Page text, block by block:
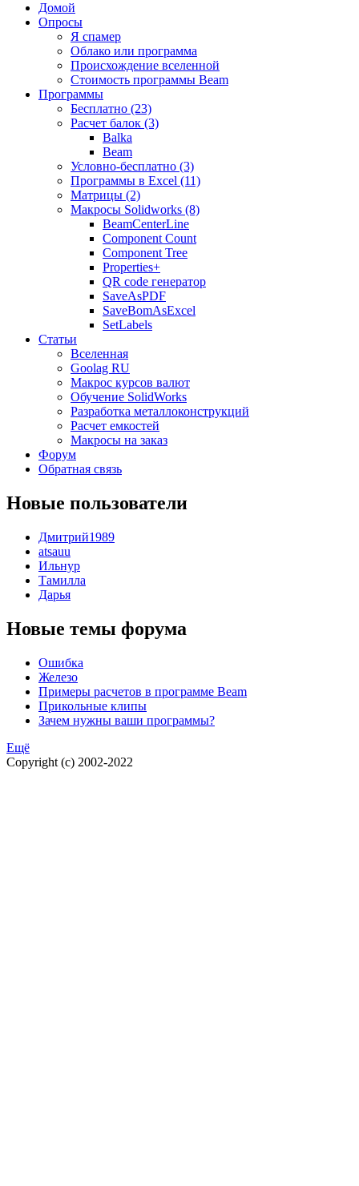
Домой
Опросы
Я спамер
Облако или программа
Происхождение вселенной
Стоимость программы Beam
Программы
Бесплатно (23)
Расчет балок (3)
Balka
Beam
Условно-бесплатно (3)
Программы в Excel (11)
Матрицы (2)
Макросы Solidworks (8)
BeamCenterLine
Component Count
Component Tree
Properties+
QR code генератор
SaveAsPDF
SaveBomAsExcel
SetLabels
Статьи
Вселенная
Goolag RU
Макрос курсов валют
Обучение SolidWorks
Разработка металлоконструкций
Расчет емкостей
Макросы на заказ
Форум
Обратная связь
Новые пользователи
Дмитрий1989
atsauu
Ильнур
Тамилла
Дарья
Новые темы форума
Ошибка
Железо
Примеры расчетов в программе Beam
Прикольные клипы
Зачем нужны ваши программы?
Ещё
Copyright (c) 2002-2022